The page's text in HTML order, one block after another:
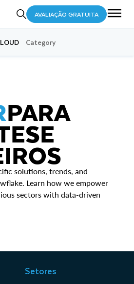
AVALIAÇÃO GRATUITA
Category
PARA
E
solutions, trends, and
Learn how we empower
sectors with data-driven
Setores